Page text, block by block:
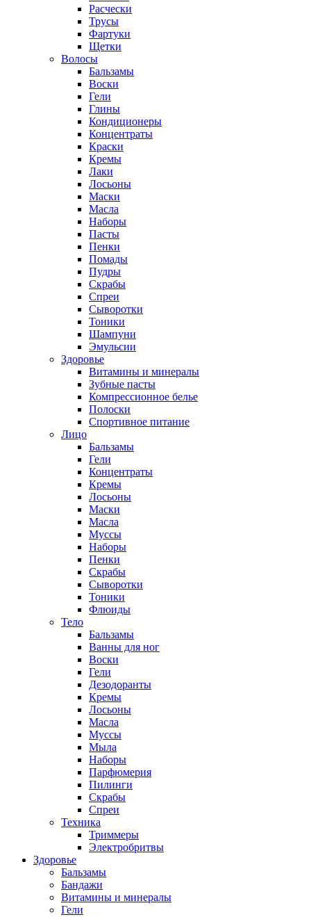
Расчески
Трусы
Фартуки
Щетки
Волосы
Бальзамы
Воски
Гели
Глины
Кондиционеры
Концентраты
Краски
Кремы
Лаки
Лосьоны
Маски
Масла
Наборы
Пасты
Пенки
Помады
Пудры
Скрабы
Спреи
Сыворотки
Тоники
Шампуни
Эмульсии
Здоровье
Витамины и минералы
Зубные пасты
Компрессионное белье
Полоски
Спортивное питание
Лицо
Бальзамы
Гели
Концентраты
Кремы
Лосьоны
Маски
Масла
Муссы
Наборы
Пенки
Скрабы
Сыворотки
Тоники
Флюиды
Тело
Бальзамы
Ванны для ног
Воски
Гели
Дезодоранты
Кремы
Лосьоны
Масла
Муссы
Мыла
Наборы
Парфюмерия
Пилинги
Скрабы
Спреи
Техника
Триммеры
Электробритвы
Здоровье
Бальзамы
Бандажи
Витамины и минералы
Гели